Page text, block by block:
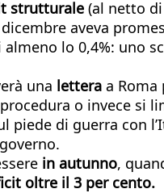
strutturale (al netto
aveva
lo 0,4%: uno
una lettera a Roma
o invece si
piede di guerra con
in autunno,
oltre il 3 per cento.